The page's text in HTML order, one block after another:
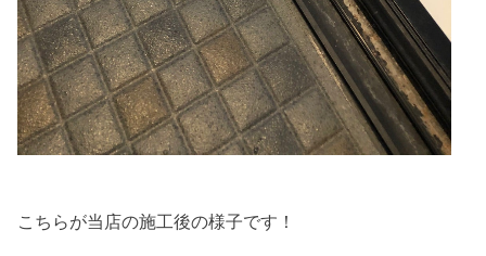
こちらが当店の施工後の様子です！